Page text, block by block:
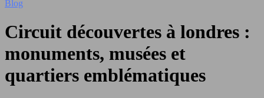
Blog
Circuit découvertes à londres :
monuments, musées et
quartiers emblématiques